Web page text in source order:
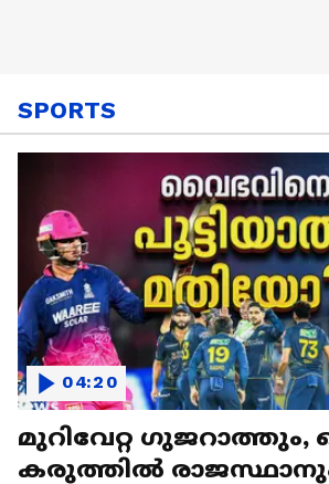
SPORTS
മുറിവേറ്റ
കരുത്തില്‍
04:20